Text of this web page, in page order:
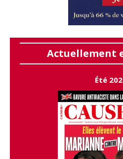
Actuellement
Été